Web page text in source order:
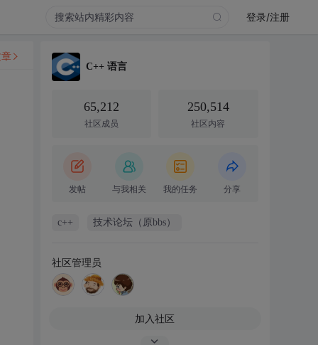
登录/注册
C++ 语言
65,212
社区成员
250,514
社区内容
发帖 与我相关 我的任务 分享
c++ 技术论坛（原bbs）
社区管理员
加入社区